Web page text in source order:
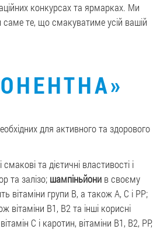
конкурсах та ярмарках. Ми
те, що смакуватиме усій вашій
для активного та здорового
та дієтичні властивості і
та залізо; шампіньйони в своєму
вітаміни групи В, а також А, С і РР;
вітаміни В1, В2 та інші корисні
C і каротин, вітаміни В1, В2, РР,